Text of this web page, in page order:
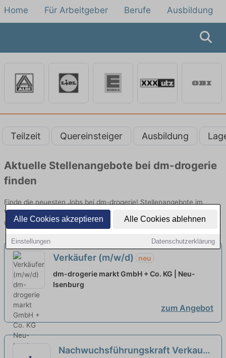
Alle Cookies akzeptieren Alle Cookies ablehnen
Einstellungen Datenschutzerklärung
Home Für Arbeitgeber Berufe Ausbildung
Teilzeit Quereinsteiger Ausbildung
Aktuelle Stellenangebote bei dm-drogerie
finden
Finde die neuesten Jobs bei dm-drogerie! Stellenangebote im
Verkauf, an der Kasse oder als Warenverräumer. Jetzt bewerben
und Arbeit auch als Minijob finden!
Verkäufer (m/w/d)
neu
dm-drogerie markt GmbH + Co. KG | Neu-
Isenburg
zum Angebot
Nachwuchsführungskraft Verkauf